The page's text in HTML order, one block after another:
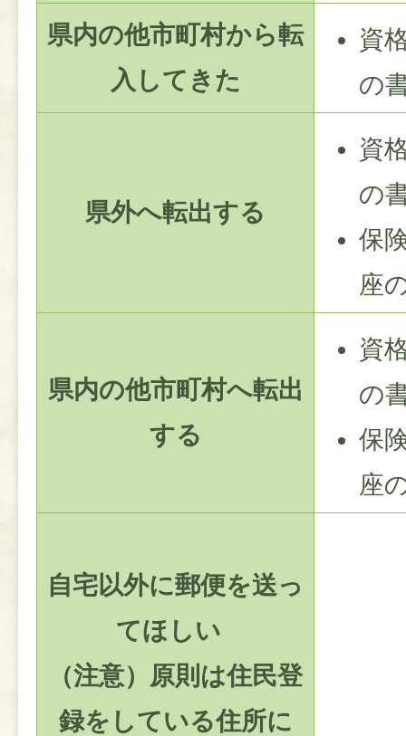
県内の他市町村から転
入してきた
資
の
県外へ転出する
資
の
保
座
県内の他市町村へ転出
する
資
の
保
座
自宅以外に郵便を送っ
てほしい
（注意）原則は住民登
録をしている住所に